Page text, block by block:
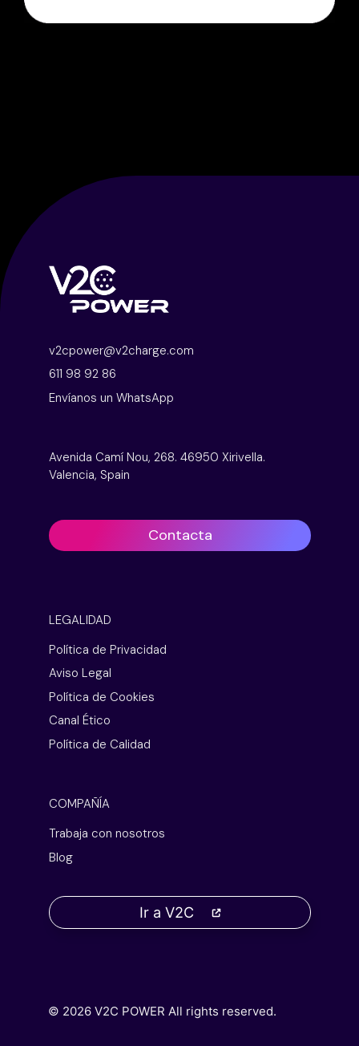
v2cpower@v2charge.com
611 98 92 86
Envíanos un WhatsApp
Avenida Camí Nou, 268. 46950 Xirivella.
Valencia, Spain
Contacta
LEGALIDAD
Política de Privacidad
Aviso Legal
Política de Cookies
Canal Ético
Política de Calidad
COMPAÑÍA
Trabaja con nosotros
Blog
Ir a V2C
© 2026 V2C POWER All rights reserved.